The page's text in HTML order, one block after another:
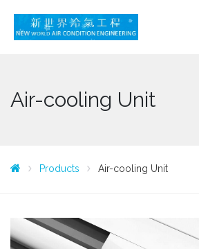
Air-cooling Unit
Products Air-cooling Unit